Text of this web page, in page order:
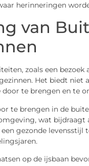
herinneringen
van
zoals een bezoek
Het biedt niet
te brengen en te
te brengen in de
wat bijdraagt
gezonde levensstijl
op de ijsbaan